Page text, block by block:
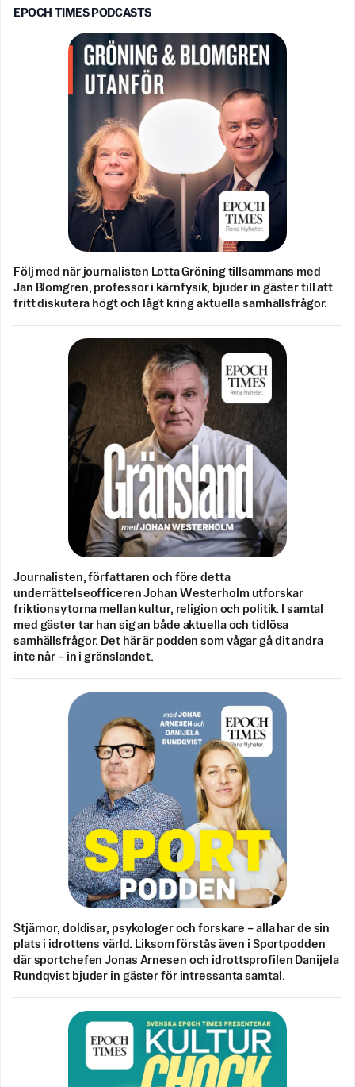
EPOCH TIMES PODCASTS
Följ med när journalisten Lotta Gröning tillsammans med
Jan Blomgren, professor i kärnfysik, bjuder in gäster till att
fritt diskutera högt och lågt kring aktuella samhällsfrågor.
Journalisten, författaren och före detta
underrättelseofficeren Johan Westerholm utforskar
friktionsytorna mellan kultur, religion och politik. I samtal
med gäster tar han sig an både aktuella och tidlösa
samhällsfrågor. Det här är podden som vågar gå dit andra
inte når – in i gränslandet.
Stjärnor, doldisar, psykologer och forskare – alla har de sin
plats i idrottens värld. Liksom förstås även i Sportpodden
där sportchefen Jonas Arnesen och idrottsprofilen Danijela
Rundqvist bjuder in gäster för intressanta samtal.